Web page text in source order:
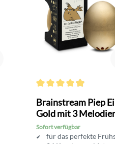
Brainstream Piep Ei
Gold mit 3
Sofort verfügbar
für das perfekte